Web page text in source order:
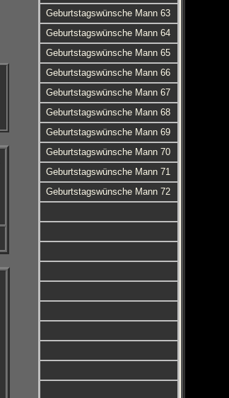
Geburtstagswünsche Mann 63
Geburtstagswünsche Mann 64
Geburtstagswünsche Mann 65
Geburtstagswünsche Mann 66
Geburtstagswünsche Mann 67
Geburtstagswünsche Mann 68
Geburtstagswünsche Mann 69
Geburtstagswünsche Mann 70
Geburtstagswünsche Mann 71
Geburtstagswünsche Mann 72